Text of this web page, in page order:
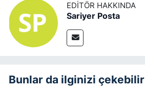
EDITÖR HAKKINDA
Sariyer Posta
Bunlar da ilginizi çekebilir